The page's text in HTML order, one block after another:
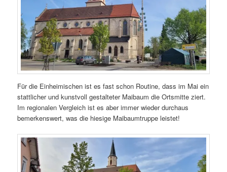
Für die Einheimischen ist es fast schon Routine, dass im Mai ein
stattlicher und kunstvoll gestalteter Maibaum die Ortsmitte ziert.
Im regionalen Vergleich ist es aber immer wieder durchaus
bemerkenswert, was die hiesige Maibaumtruppe leistet!